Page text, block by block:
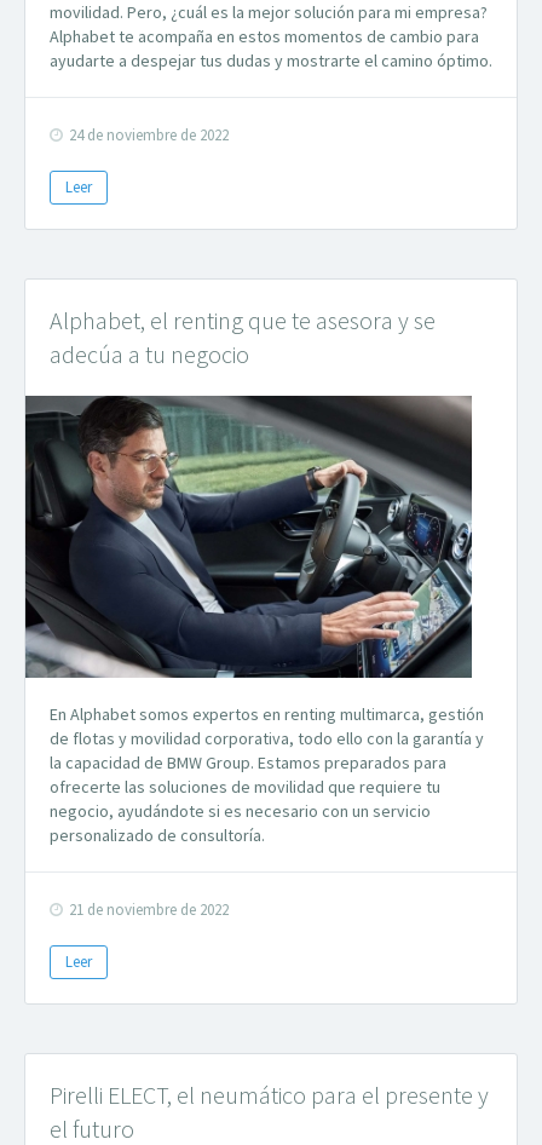
movilidad. Pero, ¿cuál es la mejor solución para mi empresa?
Alphabet te acompaña en estos momentos de cambio para
ayudarte a despejar tus dudas y mostrarte el camino óptimo.
24 de noviembre de 2022
Leer
Alphabet, el renting que te asesora y se
adecúa a tu negocio
En Alphabet somos expertos en renting multimarca, gestión
de flotas y movilidad corporativa, todo ello con la garantía y
la capacidad de BMW Group. Estamos preparados para
ofrecerte las soluciones de movilidad que requiere tu
negocio, ayudándote si es necesario con un servicio
personalizado de consultoría.
21 de noviembre de 2022
Leer
Pirelli ELECT, el neumático para el presente y
el futuro